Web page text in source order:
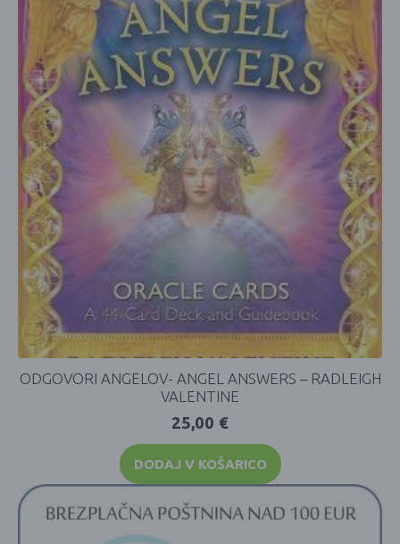
ODGOVORI ANGELOV- ANGEL ANSWERS – RADLEIGH
VALENTINE
25,00 €
DODAJ V KOŠARICO